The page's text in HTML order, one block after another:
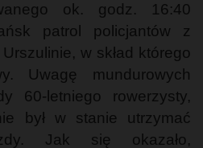
ok. godz. 16:40
patrol policjantów z
w skład którego
Uwagę mundurowych
60-letniego rowerzysty,
był w stanie utrzymać
Jak się okazało,